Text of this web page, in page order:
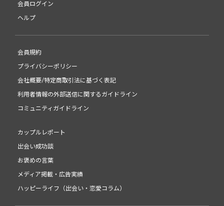
会員ログイン
ヘルプ
会員規約
プライバシーポリシー
会社概要/特定商取引法に基づく表記
利用者情報の外部送信に関するガイドライン
コミュニティガイドライン
カップルレポート
出会い成功談
お褒めの言葉
メディア掲載・広告実績
ハッピーライフ（出会い・恋愛コラム）